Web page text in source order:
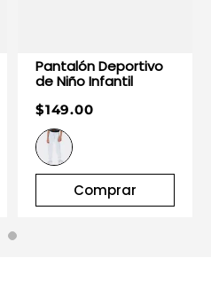
Pantalón Deportivo
de Niño Infantil
$149.00
Comprar